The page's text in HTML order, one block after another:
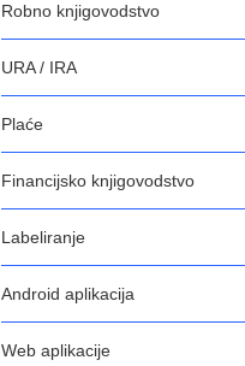
Robno knjigovodstvo
URA / IRA
Plaće
Financijsko knjigovodstvo
Labeliranje
Android aplikacija
Web aplikacije